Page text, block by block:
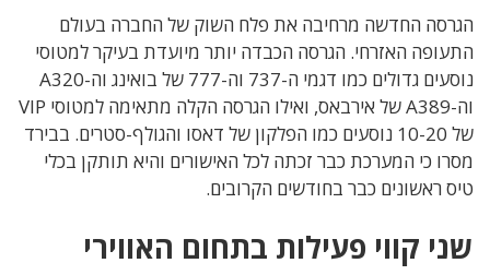
הגרסה החדשה מרחיבה את פלח השוק של החברה בעולם
התעופה האזרחי. הגרסה הכבדה יותר מיועדת בעיקר למטוסי
נוסעים גדולים כמו דגמי ה-737 וה-777 של בואינג וה-A320
וה-A389 של אירבאס, ואילו הגרסה הקלה מתאימה למטוסי VIP
של 10-20 נוסעים כמו הפלקון של דאסו והגולף-סטרים. בבירד
מסרו כי המערכת כבר זכתה לכל האישורים והיא תותקן בכלי
טיס ראשונים כבר בחודשים הקרובים.
שני קווי פעילות בתחום האווירי